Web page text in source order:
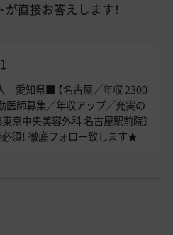
直接お答えします！
知県■ 【名古屋／年収 2300
医師募集／年収アップ／充実の
京中央美容外科 名古屋駅前院》
須！ 徹底フォロー致します★